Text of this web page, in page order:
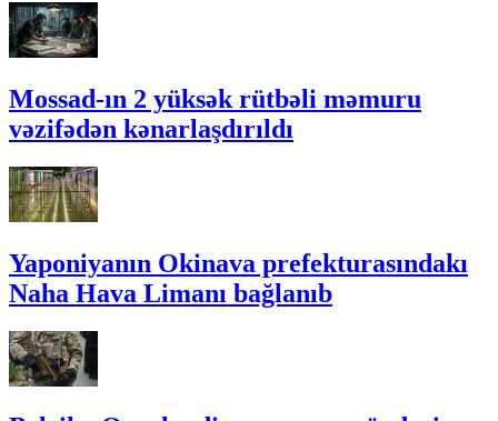
Mossad-ın 2 yüksək rütbəli məmuru
vəzifədən kənarlaşdırıldı
Yaponiyanın Okinava prefekturasındakı
Naha Hava Limanı bağlanıb